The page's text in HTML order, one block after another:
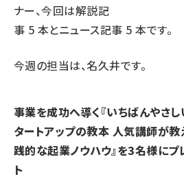
ナー、今回は解説記
事 5 本とニュース記事 5 本です。
今週の担当は、名久井です。
事業を成功へ導く『いちばんやさし
タートアップの教本 人気講師が教
践的な起業ノウハウ』を3名様にプ
ト